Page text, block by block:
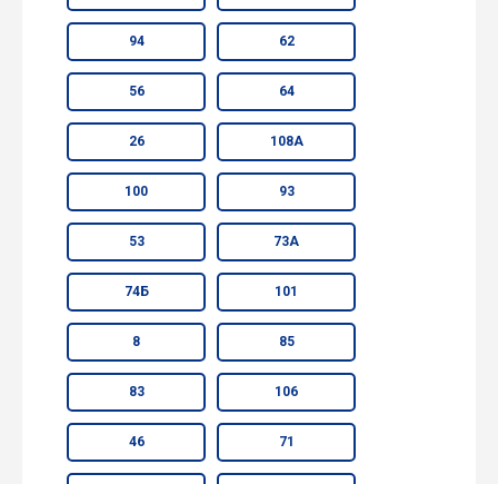
94 62
56 64
26 108А
100 93
53 73А
74Б 101
8 85
83 106
46 71